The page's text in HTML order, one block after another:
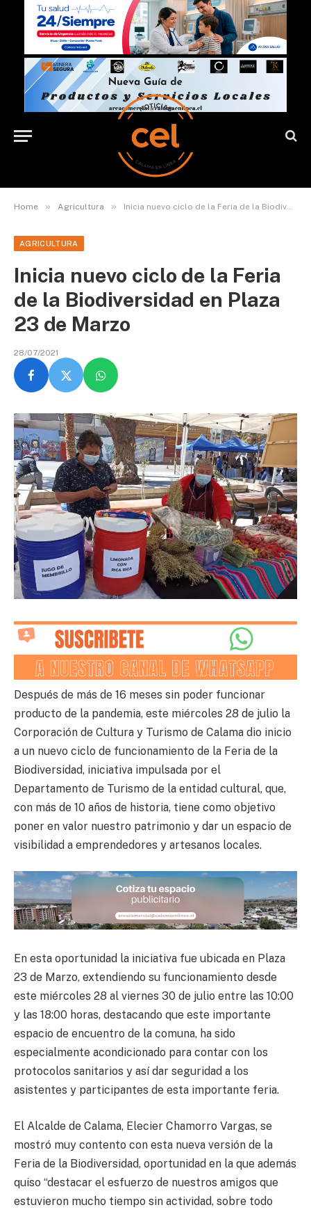
Home » Agricultura » Inicia nuevo ciclo de la Feria de la Biodiversidad en Plaza 23 de Marzo
AGRICULTURA
Inicia nuevo ciclo de la Feria
de la Biodiversidad en Plaza
23 de Marzo
28/07/2021
Después de más de 16 meses sin poder funcionar
producto de la pandemia, este miércoles 28 de julio la
Corporación de Cultura y Turismo de Calama dio inicio
a un nuevo ciclo de funcionamiento de la Feria de la
Biodiversidad, iniciativa impulsada por el
Departamento de Turismo de la entidad cultural, que,
con más de 10 años de historia, tiene como objetivo
poner en valor nuestro patrimonio y dar un espacio de
visibilidad a emprendedores y artesanos locales.
En esta oportunidad la iniciativa fue ubicada en Plaza
23 de Marzo, extendiendo su funcionamiento desde
este miércoles 28 al viernes 30 de julio entre las 10:00
y las 18:00 horas, destacando que este importante
espacio de encuentro de la comuna, ha sido
especialmente acondicionado para contar con los
protocolos sanitarios y así dar seguridad a los
asistentes y participantes de esta importante feria.
El Alcalde de Calama, Elecier Chamorro Vargas, se
mostró muy contento con esta nueva versión de la
Feria de la Biodiversidad, oportunidad en la que además
quiso “destacar el esfuerzo de nuestros amigos que
estuvieron mucho tiempo sin actividad, sobre todo